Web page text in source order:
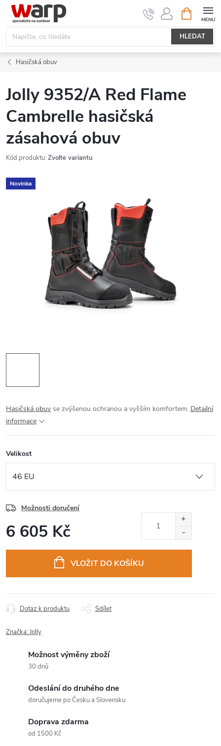
Přejít
obsah
HLEDAT
NÁKUPNÍ
KOŠÍK
Hasičská obuv
Jolly 9352/A Red Flame
Cambrelle hasičská
zásahová obuv
Kód produktu: Zvolte variantu
Novinka
Hasičská obuv se zvýšenou ochranou a vyšším komfortem. Detailní
informace
Velikost
Možnosti doručení
6 605 Kč
VLOŽIT DO KOŠÍKU
Dotaz k produktu Sdílet
Značka:Jolly
Možnost výměny zboží
30 dnů
Odeslání do druhého dne
doručujeme po Česku a Slovensku
Doprava zdarma
od 1500 Kč